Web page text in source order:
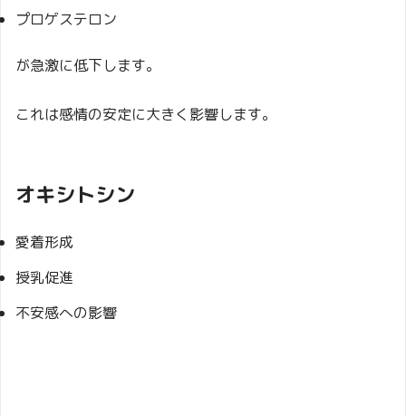
プロゲステロン
が急激に低下します。
これは感情の安定に大きく影響します。
オキシトシン
愛着形成
授乳促進
不安感への影響